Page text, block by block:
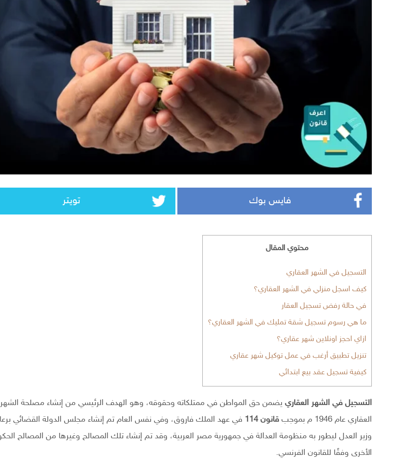
فايس بوك تويتر
محتوي المقال
التسجيل في الشهر العقاري
كيف اسجل منزلي في الشهر العقاري؟
في حالة رفض تسجيل العقار
ما هي رسوم تسجيل شقة تمليك في الشهر العقاري؟
ازاي احجز اونلاين شهر عقاري؟
تنزيل تطبيق أرغب في عمل توكيل شهر عقاري
كيفية تسجيل عقد بيع ابتدائي
التسجيل في الشهر العقاري يضمن حق المواطن في ممتلكاته وحقوقه، وهو الهدف الرئيسي من إنشاء مصلحة الشهر
العقاري عام 1946 م بموجب
قانون 114
في عهد الملك فاروق، وفي نفس العام تم إنشاء مجلس الدولة القضائي
وزير العدل ليطور به منظومة العدالة في جمهورية مصر العربية، وقد تم إنشاء تلك المصالح وغيرها من المصالح
الأخرى وفقًا للقانون الفرنسي.